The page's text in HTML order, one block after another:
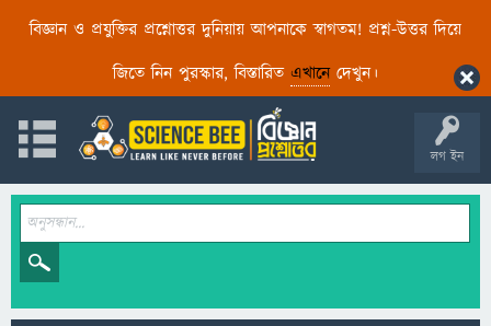
বিজ্ঞান ও প্রযুক্তির প্রশ্নোত্তর দুনিয়ায় আপনাকে স্বাগতম! প্রশ্ন-উত্তর দিয়ে
জিতে নিন পুরস্কার, বিস্তারিত এখানেদেখুন।
লগ ইন